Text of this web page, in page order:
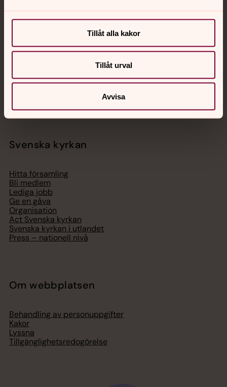
Tillåt alla kakor
Tillåt urval
Avvisa
Akut samtals- och krisstöd. Prata eller chatta anonymt
Digitalt brev
Svenska kyrkan
Hitta församling
Bli medlem
Lediga jobb
Ge en gåva
Organisation
Act Svenska kyrkan
Svenska kyrkan i utlandet
Press – nationell nivå
Om webbplatsen
Behandling av personuppgifter
Kakor
Lyssna
Tillgänglighetsredogörelse